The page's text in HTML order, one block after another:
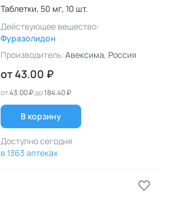
Таблетки, 50 мг, 10 шт.
Действующее вещество:
Фуразолидон
Производитель: Авексима, Россия
от 43.00 ₽
от43.00 ₽до184.40 ₽
В корзину
Доступно сегодня
в 1363 аптеках